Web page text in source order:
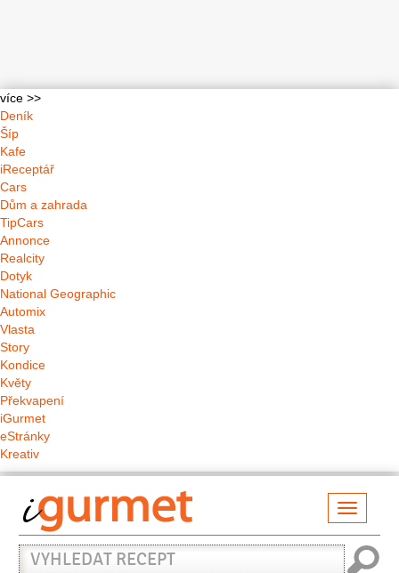
více >>
Deník
Šíp
Kafe
iReceptář
Cars
Dům a zahrada
TipCars
Annonce
Realcity
Dotyk
National Geographic
Automix
Vlasta
Story
Kondice
Květy
Překvapení
iGurmet
eStránky
Kreativ
Vyhledat
recept